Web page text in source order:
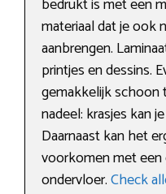
bedrukt is met een
materiaal dat je ook
aanbrengen.
printjes en dessins.
gemakkelijk schoon
nadeel: krasjes kan
Daarnaast kan het
voorkomen met
ondervloer.Check